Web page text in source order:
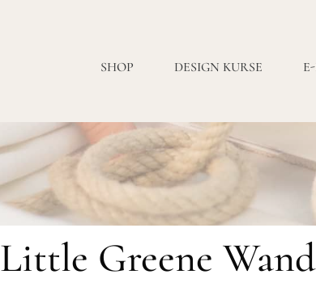
SHOP DESIGN KURSE
Little Greene